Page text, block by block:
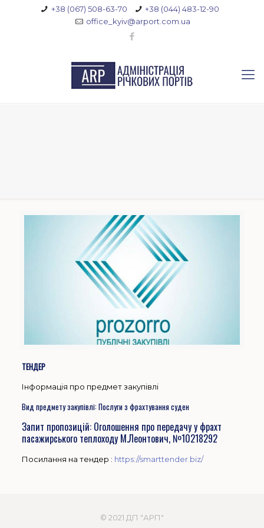
+38 (067) 508-63-70
+38 (044) 483-12-90
office_kyiv@arport.com.ua
ТЕНДЕР
Інформація про предмет закупівлі
Вид предмету закупівлі: Послуги з фрахтування суден
Запит пропозицій: Оголошення про передачу у фрахт
пасажирського теплоходу М.Леонтович, №10218292
Посилання на тендер : https://smarttender.biz/
© 2021 ДП "АРП"